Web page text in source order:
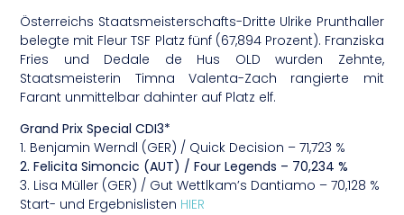
Österreichs Staatsmeisterschafts-Dritte Ulrike Prunthaller
belegte mit Fleur TSF Platz fünf (67,894 Prozent). Franziska
Fries und Dedale de Hus OLD wurden Zehnte,
Staatsmeisterin Timna Valenta-Zach rangierte mit
Farant unmittelbar dahinter auf Platz elf.
Grand Prix Special CDI3*
1. Benjamin Werndl (GER) / Quick Decision – 71,723 %
2. Felicita Simoncic (AUT) / Four Legends – 70,234 %
3. Lisa Müller (GER) / Gut Wettlkam’s Dantiamo – 70,128 %
Start- und Ergebnislisten HIER